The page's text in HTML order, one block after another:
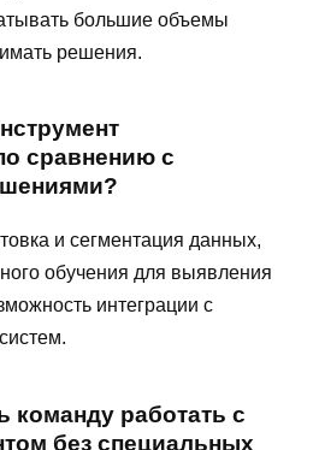
большие объемы
решения.
сравнению с
и сегментация данных,
обучения для выявления
интеграции с
команду работать с
без специальных